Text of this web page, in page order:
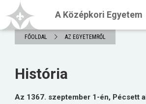
A Középkori Egyetem
FŐOLDAL AZ EGYETEMRŐL
História
Az 1367. szeptember 1-én, Pécsett